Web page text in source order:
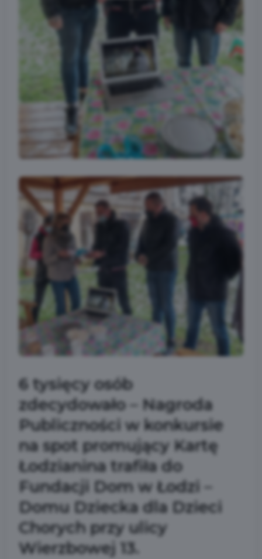
6 tysięcy osób
zdecydowało – Nagroda
Publiczności w konkursie
na spot promujący Kartę
Łodzianina trafiła do
Fundacji Dom w Łodzi –
Domu Dziecka dla Dzieci
Chorych przy ulicy
Wierzbowej 13.